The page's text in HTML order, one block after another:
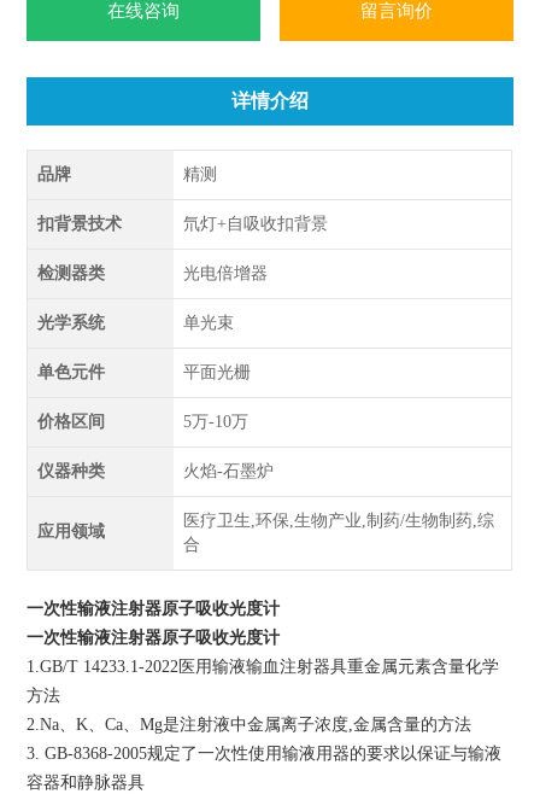
在线咨询 留言询价
详情介绍
品牌 精测
扣背景技术 氘灯+自吸收扣背景
检测器类 光电倍增器
光学系统 单光束
单色元件 平面光栅
价格区间 5万-10万
仪器种类 火焰-石墨炉
应用领域
医疗卫生,环保,生物产业,制药/生物制药,综
合
一次性输液注射器原子吸收光度计
一次性输液注射器原子吸收光度计
1.GB/T 14233.1-2022医用输液输血注射器具重金属元素含量化学
方法
2.Na、K、Ca、Mg是注射液中金属离子浓度,金属含量的方法
3. GB-8368-2005规定了一次性使用输液用器的要求以保证与输液
容器和静脉器具